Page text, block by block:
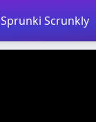
Sprunki Scrunkly